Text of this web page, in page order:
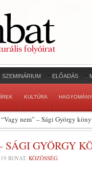
SZEMINÁRIUM ELŐADÁS
KULTÚRA HAGYOMÁNY
“Vagy nem” – Sági György
SÁGI GYÖRGY
ROVAT: KÖZÖSSÉG